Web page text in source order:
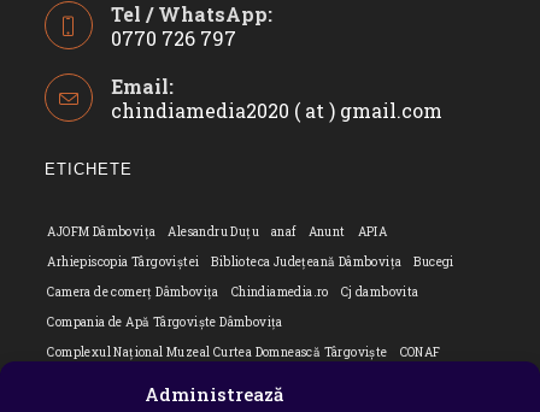
Administrează
Tel / WhatsApp:
0770 726 797
in
your
Email:
chindiamedia2020 ( at ) gmail.com
ETICHETE
AJOFM Dâmbovița Alesandru Duțu anaf Anunt
APIA
Arhiepiscopia Târgoviștei
Biblioteca Județeană Dâmbovița
Bucegi
Camera de comerț Dâmbovița
Chindiamedia.ro
Cj dambovita
Compania de Apă Târgoviște Dâmbovița
Complexul Național Muzeal Curtea Domnească Târgoviște
CONAF